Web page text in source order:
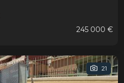
245 000 €
21